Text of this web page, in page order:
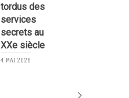
tordus des
services
secrets au
XXe siècle
4 MAI 2026